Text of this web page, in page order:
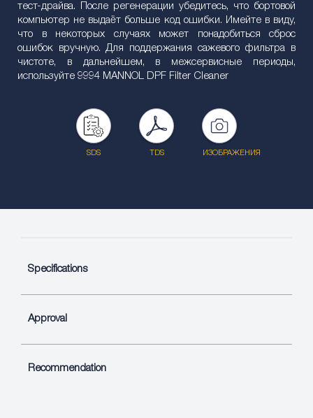
тест-драйва. После регенерации убедитесь, что бортовой
компьютер не выдаёт больше код ошибки. Имейте в виду,
что в некоторых случаях может понадобиться сброс
ошибок вручную. Для поддержания сажевого фильтра в
чистоте, в дальнейшем, в межсервисные периоды,
используйте 9994 MANNOL DPF Filter Cleaner
SDS TDS ИЗОБРАЖЕНИЯ
Specifications
Approval
Recommendation